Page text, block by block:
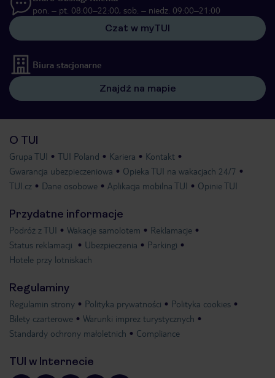
pon. – pt. 08:00–22:00, sob. – niedz. 09:00–21:00
Czat w myTUI
Biura stacjonarne
Znajdź na mapie
O TUI
Grupa TUI TUI Poland Kariera
Kontakt
Gwarancja ubezpieczeniowa
Opieka TUI na wakacjach 24/7
TUI.cz
Dane osobowe Aplikacja mobilna TUI Opinie TUI
Przydatne informacje
Podróż z TUI Wakacje samolotem
Reklamacje
Status reklamacji
Ubezpieczenia
Parkingi
Hotele przy lotniskach
Regulaminy
Regulamin strony Polityka prywatności
Polityka cookies
Bilety czarterowe
Warunki imprez turystycznych
Standardy ochrony małoletnich
Compliance
TUI w Internecie